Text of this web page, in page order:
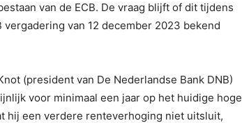
van de ECB. De vraag blijft of dit tijdens
van 12 december 2023 bekend
(president van De Nederlandse Bank DNB)
voor minimaal een jaar op het huidige hoge
hij een verdere renteverhoging niet uitsluit,